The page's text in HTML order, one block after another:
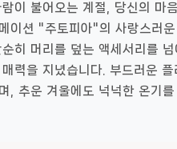
이 불어오는 계절, 당신의 마
이션 "주토피아"의 사랑스러
순히 머리를 덮는 액세서리를
매력을 지녔습니다. 부드러운
, 추운 겨울에도 넉넉한 온기를